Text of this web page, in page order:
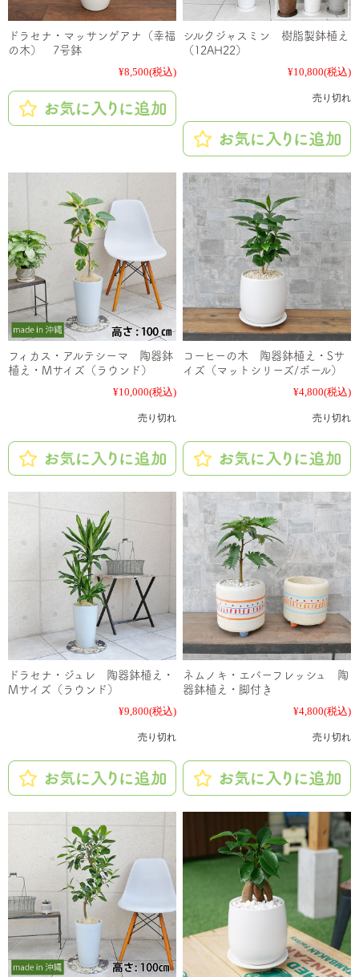
ドラセナ・マッサンゲアナ（幸福
の木） 7号鉢
¥8,500(税込)
シルクジャスミン 樹脂製鉢植え
（12AH22）
¥10,800(税込)
売り切れ
フィカス・アルテシーマ 陶器鉢
植え・Mサイズ（ラウンド）
¥10,000(税込)
売り切れ
コーヒーの木 陶器鉢植え・Sサ
イズ（マットシリーズ/ボール）
¥4,800(税込)
売り切れ
ドラセナ・ジュレ 陶器鉢植え・
Mサイズ（ラウンド）
¥9,800(税込)
売り切れ
ネムノキ・エバーフレッシュ 陶
器鉢植え・脚付き
¥4,800(税込)
売り切れ